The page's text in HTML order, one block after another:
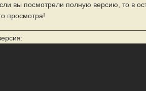
вы посмотрели полную версию, то в
просмотра!